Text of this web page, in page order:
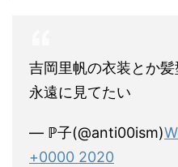
吉岡里帆の衣装とか
永遠に見てたい
— ℙ子(@anti00ism)
+0000 2020